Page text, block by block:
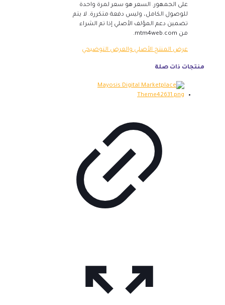
على الجمهور. السعر هو سعر لمرة واحدة
للوصول الكامل، وليس دفعة متكررة. لا يتم
تضمين دعم المؤلف الأصلي إذا تم الشراء
من mtm4web.com.
عرض المنتج الأصلي والعرض التوضيحي
منتجات ذات صلة